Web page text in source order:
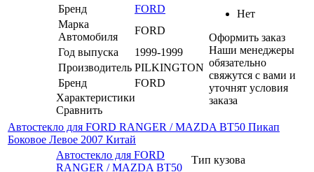
Бренд
FORD
Марка
Автомобиля
FORD
Год выпуска
1999-1999
Производитель PILKINGTON
Бренд
FORD
Характеристики
Сравнить
Нет
Оформить заказ
Наши менеджеры
обязательно
свяжутся с вами и
уточнят условия
заказа
Автостекло для FORD RANGER / MAZDA BT50 Пикап
Боковое Левое 2007 Китай
Автостекло для FORD
RANGER / MAZDA BT50
Тип кузова